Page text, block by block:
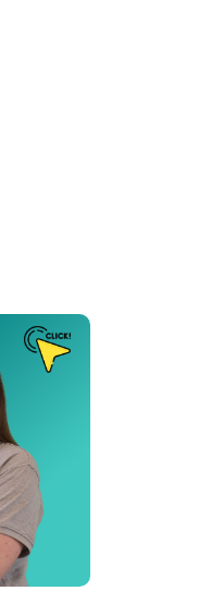
fecha límite ❞